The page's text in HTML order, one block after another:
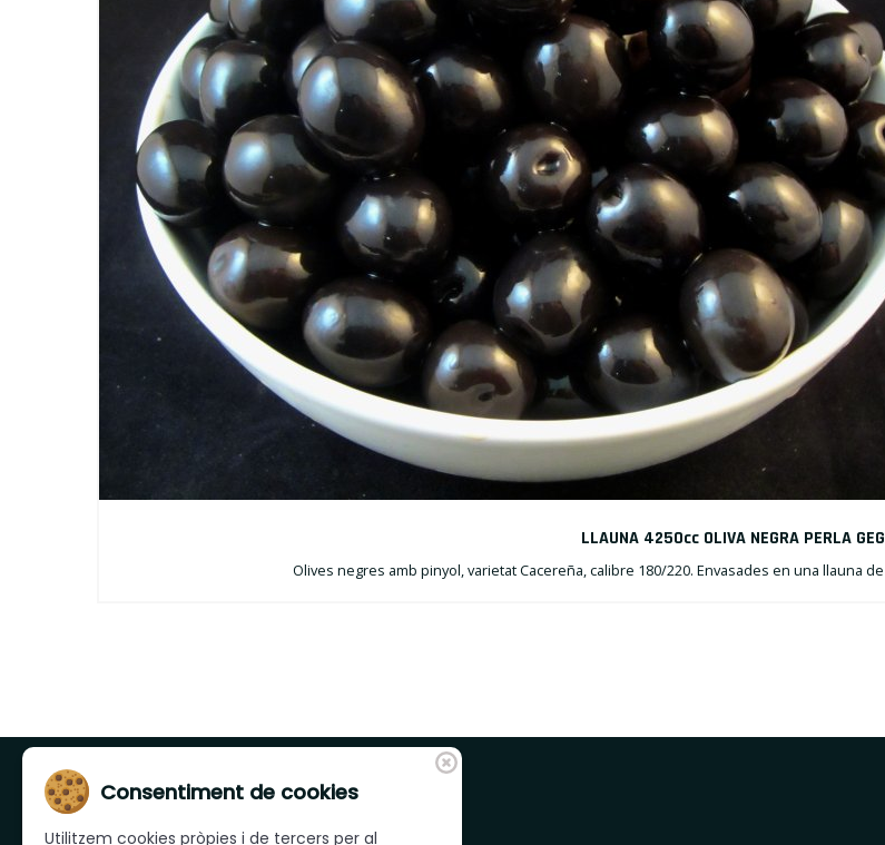
LLAUNA 4250cc OLIVA NEGRA PERLA
Olives negres amb pinyol, varietat Cacereña, calibre 180/220. Envasades en una llauna
Consentiment de cookies
Utilitzem cookies pròpies i de tercers per al